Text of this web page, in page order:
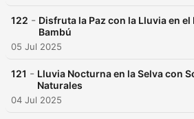
122 - Disfruta la Paz con la Lluvia en el
Bambú
05 Jul 2025
121 - Lluvia Nocturna en la Selva con
Naturales
04 Jul 2025